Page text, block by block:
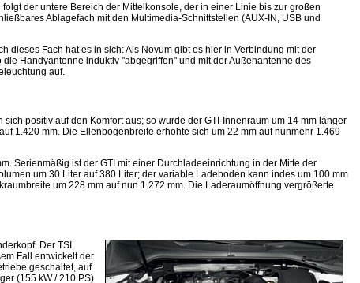
der untere Bereich der Mittelkonsole, der in einer Linie bis zur großen
Ablagefach mit den Multimedia-Schnittstellen (AUX-IN, USB und
dieses Fach hat es in sich: Als Novum gibt es hier in Verbindung mit der
Handyantenne induktiv "abgegriffen" und mit der Außenantenne des
auf.
positiv auf den Komfort aus; so wurde der GTI-Innenraum um 14 mm länger
1.420 mm. Die Ellenbogenbreite erhöhte sich um 22 mm auf nunmehr 1.469
Serienmäßig ist der GTI mit einer Durchladeeinrichtung in der Mitte der
um 30 Liter auf 380 Liter; der variable Ladeboden kann indes um 100 mm
um 228 mm auf nun 1.272 mm. Die Laderaumöffnung vergrößerte
Der TSI
Fall entwickelt der
geschaltet, auf
(155 kW / 210 PS)